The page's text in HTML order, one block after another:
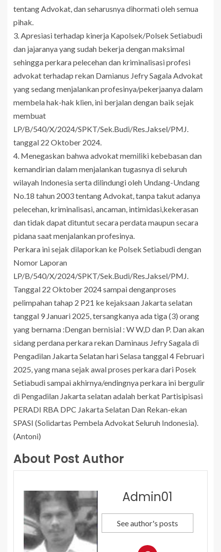
tentang Advokat, dan seharusnya dihormati oleh semua
pihak.
3. Apresiasi terhadap kinerja Kapolsek/Polsek Setiabudi
dan jajaranya yang sudah bekerja dengan maksimal
sehingga perkara pelecehan dan kriminalisasi profesi
advokat terhadap rekan Damianus Jefry Sagala Advokat
yang sedang menjalankan profesinya/pekerjaanya dalam
membela hak-hak klien, ini berjalan dengan baik sejak
membuat
LP/B/540/X/2024/SPKT/Sek.Budi/Res.Jaksel/PMJ.
tanggal 22 Oktober 2024.
4. Menegaskan bahwa advokat memiliki kebebasan dan
kemandirian dalam menjalankan tugasnya di seluruh
wilayah Indonesia serta dilindungi oleh Undang-Undang
No.18 tahun 2003 tentang Advokat, tanpa takut adanya
pelecehan, kriminalisasi, ancaman, intimidasi,kekerasan
dan tidak dapat dituntut secara perdata maupun secara
pidana saat menjalankan profesinya.
Perkara ini sejak dilaporkan ke Polsek Setiabudi dengan
Nomor Laporan
LP/B/540/X/2024/SPKT/Sek.Budi/Res.Jaksel/PMJ.
Tanggal 22 Oktober 2024 sampai denganproses
pelimpahan tahap 2 P21 ke kejaksaan Jakarta selatan
tanggal 9 Januari 2025, tersangkanya ada tiga (3) orang
yang bernama :Dengan bernisial : W W,D dan P. Dan akan
sidang perdana perkara rekan Daminaus Jefry Sagala di
Pengadilan Jakarta Selatan hari Selasa tanggal 4 Februari
2025, yang mana sejak awal proses perkara dari Posek
Setiabudi sampai akhirnya/endingnya perkara ini bergulir
di Pengadilan Jakarta selatan adalah berkat Partisipisasi
PERADI RBA DPC Jakarta Selatan Dan Rekan-ekan
SPASI (Solidartas Pembela Advokat Seluruh Indonesia).
(Antoni)
About Post Author
Admin01
See author's posts